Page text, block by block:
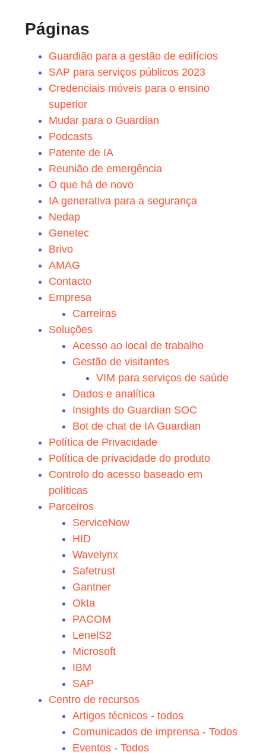
Páginas
Guardião para a gestão de edifícios
SAP para serviços públicos 2023
Credenciais móveis para o ensino
superior
Mudar para o Guardian
Podcasts
Patente de IA
Reunião de emergência
O que há de novo
IA generativa para a segurança
Nedap
Genetec
Brivo
AMAG
Contacto
Empresa
Carreiras
Soluções
Acesso ao local de trabalho
Gestão de visitantes
VIM para serviços de saúde
Dados e analítica
Insights do Guardian SOC
Bot de chat de IA Guardian
Política de Privacidade
Política de privacidade do produto
Controlo do acesso baseado em
políticas
Parceiros
ServiceNow
HID
Wavelynx
Safetrust
Gantner
Okta
PACOM
LenelS2
Microsoft
IBM
SAP
Centro de recursos
Artigos técnicos - todos
Comunicados de imprensa - Todos
Eventos - Todos